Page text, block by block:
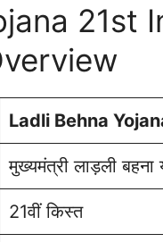
21st
Ladli Behna
मुख्यमंत्री लाड़ली बहना
21वीं किस्त